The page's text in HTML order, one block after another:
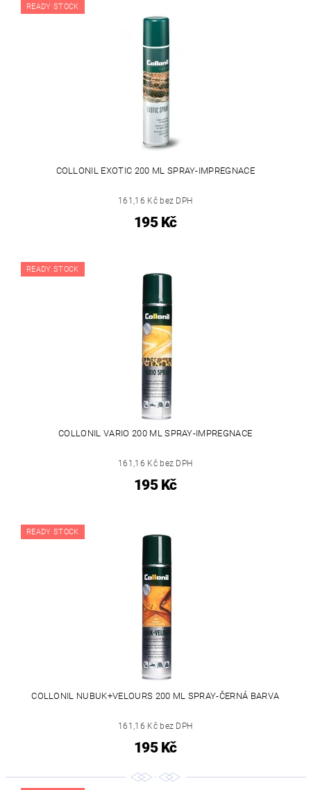
READY STOCK
COLLONIL EXOTIC 200 ML SPRAY-IMPREGNACE
161,16 Kč bez DPH
195 Kč
READY STOCK
COLLONIL VARIO 200 ML SPRAY-IMPREGNACE
161,16 Kč bez DPH
195 Kč
READY STOCK
COLLONIL NUBUK+VELOURS 200 ML SPRAY-ČERNÁ BARVA
161,16 Kč bez DPH
195 Kč